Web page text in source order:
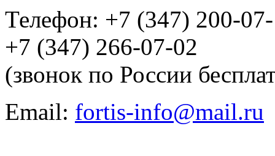
Телефон: +7 (347) 200-
+7 (347) 266-07-02
(звонок по России
Email: fortis-info@mail.ru